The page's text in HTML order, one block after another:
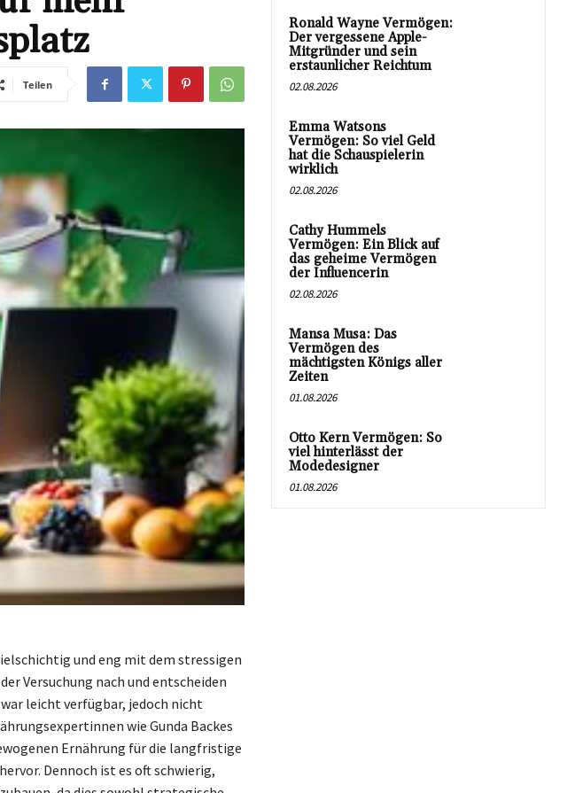
Teilen
und eng mit dem stressigen
Versuchung nach und entscheiden
leicht verfügbar, jedoch nicht
wie Gunda Backes
Ernährung für die langfristige
Dennoch ist es oft schwierig,
Ronald Wayne Vermögen:
Der vergessene Apple-
Mitgründer und sein
erstaunlicher Reichtum
02.08.2026
Emma Watsons
Vermögen: So viel Geld
hat die Schauspielerin
wirklich
02.08.2026
Cathy Hummels
Vermögen: Ein Blick auf
das geheime Vermögen
der Influencerin
02.08.2026
Mansa Musa: Das
Vermögen des
mächtigsten Königs aller
Zeiten
01.08.2026
Otto Kern Vermögen: So
viel hinterlässt der
Modedesigner
01.08.2026